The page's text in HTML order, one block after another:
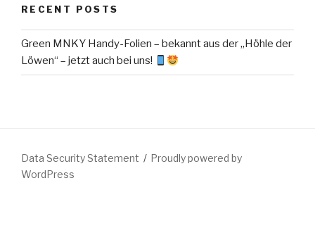
RECENT POSTS
Green MNKY Handy-Folien – bekannt aus der „Höhle der
Löwen“ – jetzt auch bei uns!
Data Security Statement
Proudly powered by
WordPress